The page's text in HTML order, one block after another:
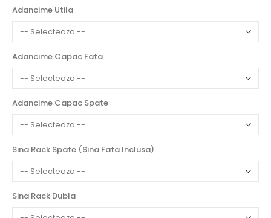
Adancime Utila
Adancime Capac Fata
Adancime Capac Spate
Sina Rack Spate (Sina Fata Inclusa)
Sina Rack Dubla